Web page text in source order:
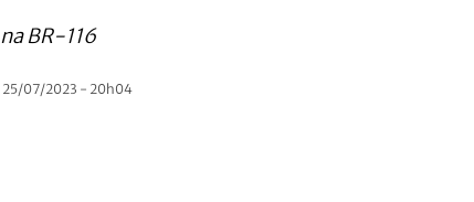
BR-116
25/07/2023 - 20h04